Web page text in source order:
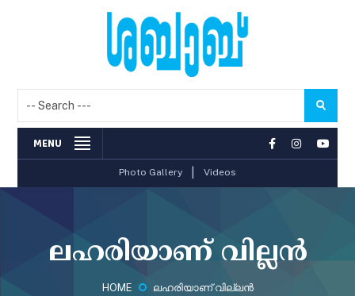
MENU
Photo Gallery Videos
ലഹരിയാണ് വില്ലന്‍
HOME ലഹരിയാണ് വില്ലന്‍